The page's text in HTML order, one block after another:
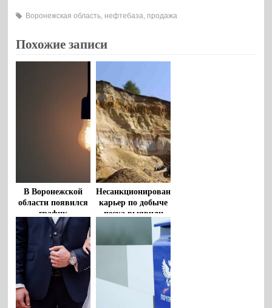
Воронежская область, нефтебаза, продажа
Похожие записи
В Воронежской
области появился
график
отключений света
в мае 2024 года
Несанкционированный
карьер по добыче
песка выявили
под Воронежем